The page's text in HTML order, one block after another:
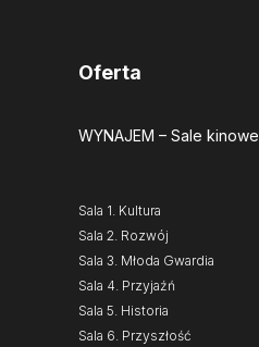
Oferta
WYNAJEM – Sale kinowe
Sala 1. Kultura
Sala 2. Rozwój
Sala 3. Młoda Gwardia
Sala 4. Przyjaźń
Sala 5. Historia
Sala 6. Przyszłość